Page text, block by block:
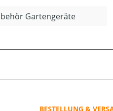
Gartengeräte
BESTELLUNG &